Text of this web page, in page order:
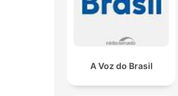
A Voz do Brasil